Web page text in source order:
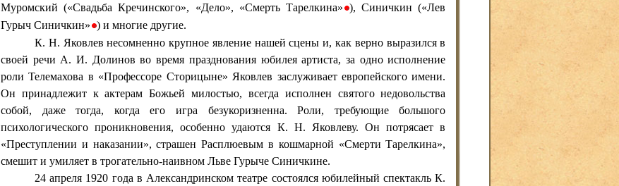
Муромский («Свадьба Кречинского», «Дело», «Смерть Тарелкина» •), Синичкин («Лев
Гурыч Синичкин» •) и многие другие.
К. Н. Яковлев несомненно крупное явление нашей сцены и, как верно выразился в
своей речи А. И. Долинов во время празднования юбилея артиста, за одно исполнение
роли Телемахова в «Профессоре Сторицыне» Яковлев заслуживает европейского имени.
Он принадлежит к актерам Божьей милостью, всегда исполнен святого недовольства
собой, даже тогда, когда его игра безукоризненна. Роли, требующие большого
психологического проникновения, особенно удаются К. Н. Яковлеву. Он потрясает в
«Преступлении и наказании», страшен Расплюевым в кошмарной «Смерти Тарелкина»,
смешит и умиляет в трогательно-наивном Льве Гурыче Синичкине.
24 апреля 1920 года в Александринском театре состоялся юбилейный спектакль К.